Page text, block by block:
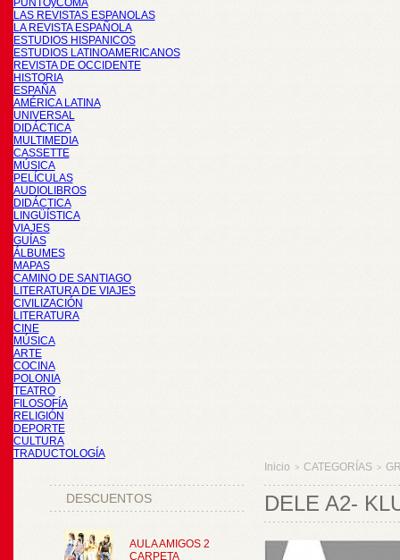
PUNTOyCOMA
LAS REVISTAS ESPANOLAS
LA REVISTA ESPAÑOLA
ESTUDIOS HISPANICOS
ESTUDIOS LATINOAMERICANOS
REVISTA DE OCCIDENTE
HISTORIA
ESPAÑA
AMÉRICA LATINA
UNIVERSAL
DIDÁCTICA
MULTIMEDIA
CASSETTE
MÚSICA
PELÍCULAS
AUDIOLIBROS
DIDÁCTICA
LINGÜÍSTICA
VIAJES
GUÍAS
ÁLBUMES
MAPAS
CAMINO DE SANTIAGO
LITERATURA DE VIAJES
CIVILIZACIÓN
LITERATURA
CINE
MÚSICA
ARTE
COCINA
POLONIA
TEATRO
FILOSOFÍA
RELIGIÓN
DEPORTE
CULTURA
TRADUCTOLOGÍA
DESCUENTOS
AULA AMIGOS 2
CARPETA
Inicio > CATEGORÍAS >
DELE A2-